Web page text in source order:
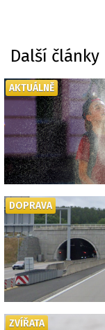
Další články
AKTUÁLNĚ
DOPRAVA
ZVÍŘATA